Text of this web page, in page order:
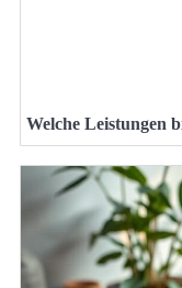
Welche Leistungen